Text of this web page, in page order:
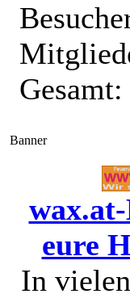
Gesamt:
Banner
eure
In